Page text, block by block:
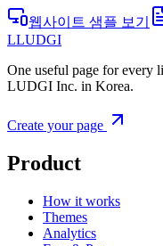
웹사이트 샘플 보기
LLUDGI
One useful page for every
LUDGI Inc. in Korea.
Create your page
Product
How it works
Themes
Analytics